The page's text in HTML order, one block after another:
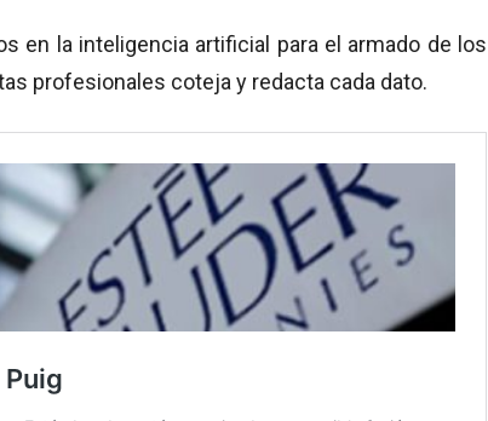
en la inteligencia artificial para el armado de los
profesionales coteja y redacta cada dato.